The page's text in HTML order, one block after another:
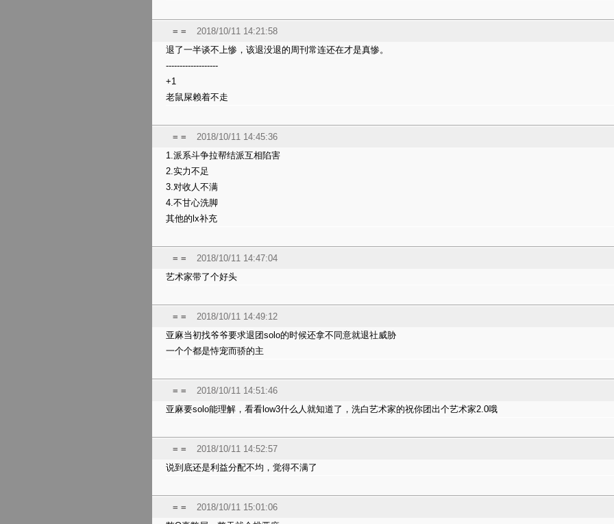
= =
2018/10/11 14:21:58
退了一半谈不上惨，该退没退的周刊常连还在才是真惨。
-------------------
+1
老鼠屎赖着不走
= =
2018/10/11 14:45:36
1.派系斗争拉帮结派互相陷害
2.实力不足
3.对收人不满
4.不甘心洗脚
其他的lx补充
= =
2018/10/11 14:47:04
艺术家带了个好头
= =
2018/10/11 14:49:12
亚麻当初找爷爷要求退团solo的时候还拿不同意就退社威胁
一个个都是恃宠而骄的主
= =
2018/10/11 14:51:46
亚麻要solo能理解，看看low3什么人就知道了，洗白艺术家的祝你团出个艺术家2.0哦
= =
2018/10/11 14:52:57
说到底还是利益分配不均，觉得不满了
= =
2018/10/11 15:01:06